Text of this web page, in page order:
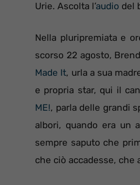
Urie. Ascolta l’audio del
Nella pluripremiata e
scorso 22 agosto,
Made It, urla a sua
e propria star, qui il
ME!, parla delle grandi
albori, quando era un
sempre saputo che
che ciò accadesse, che